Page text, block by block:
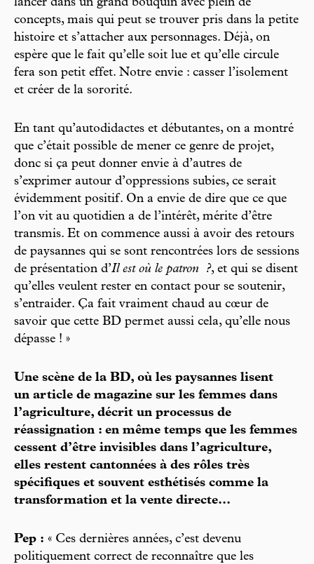
concepts, mais qui peut se trouver pris dans la petite
histoire et s’attacher aux personnages. Déjà, on
espère que le fait qu’elle soit lue et qu’elle circule
fera son petit effet. Notre envie : casser l’isolement
et créer de la sororité.
En tant qu’autodidactes et débutantes, on a montré
que c’était possible de mener ce genre de projet,
donc si ça peut donner envie à d’autres de
s’exprimer autour d’oppressions subies, ce serait
évidemment positif. On a envie de dire que ce que
l’on vit au quotidien a de l’intérêt, mérite d’être
transmis. Et on commence aussi à avoir des retours
de paysannes qui se sont rencontrées lors de sessions
de présentation d’Il est où le patron ?, et qui se disent
qu’elles veulent rester en contact pour se soutenir,
s’entraider. Ça fait vraiment chaud au cœur de
savoir que cette BD permet aussi cela, qu’elle nous
dépasse ! »
Une scène de la BD, où les paysannes lisent
un article de magazine sur les femmes dans
l’agriculture, décrit un processus de
réassignation : en même temps que les femmes
cessent d’être invisibles dans l’agriculture,
elles restent cantonnées à des rôles très
spécifiques et souvent esthétisés comme la
transformation et la vente directe...
Pep : « Ces dernières années, c’est devenu
politiquement correct de reconnaître que les